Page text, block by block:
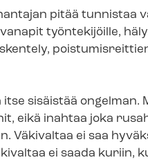
pitää tunnistaa
työntekijöille,
sisäistää ongelman.
eikä inahtaa joka
Väkivaltaa ei saa
ei saada kuriin,